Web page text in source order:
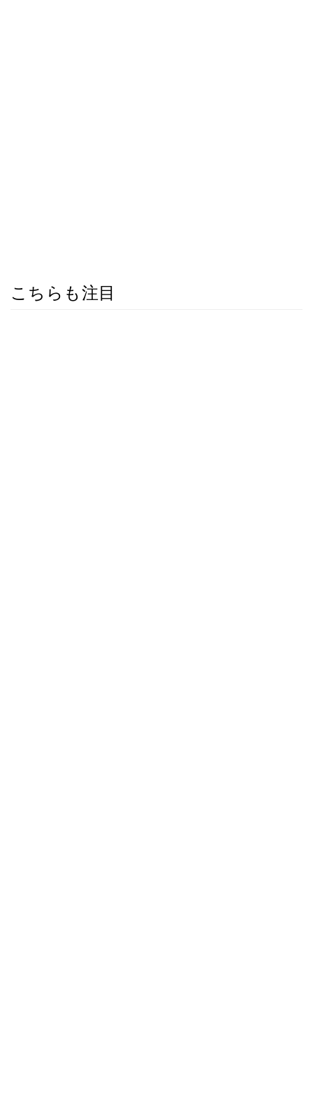
こちらも注目